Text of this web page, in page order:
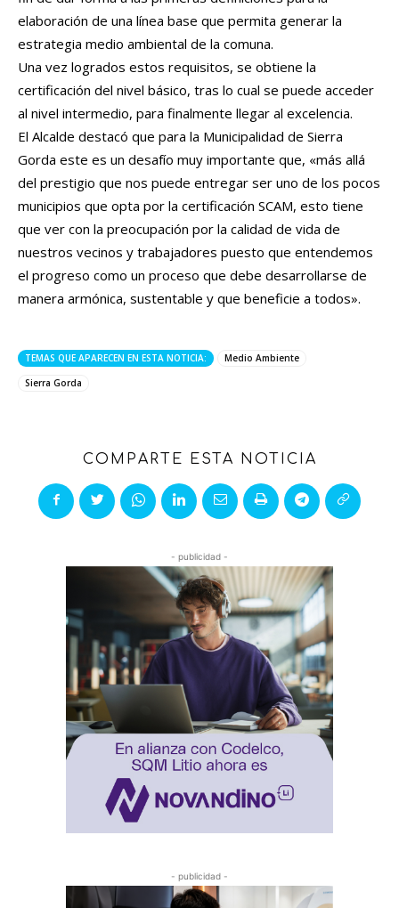
elaboración de una línea base que permita generar la
estrategia medio ambiental de la comuna.
Una vez logrados estos requisitos, se obtiene la
certificación del nivel básico, tras lo cual se puede acceder
al nivel intermedio, para finalmente llegar al excelencia.
El Alcalde destacó que para la Municipalidad de Sierra
Gorda este es un desafío muy importante que, «más allá
del prestigio que nos puede entregar ser uno de los pocos
municipios que opta por la certificación SCAM, esto tiene
que ver con la preocupación por la calidad de vida de
nuestros vecinos y trabajadores puesto que entendemos
el progreso como un proceso que debe desarrollarse de
manera armónica, sustentable y que beneficie a todos».
TEMAS QUE APARECEN EN ESTA NOTICIA:
Medio Ambiente
Sierra Gorda
COMPARTE ESTA NOTICIA
- publicidad -
- publicidad -